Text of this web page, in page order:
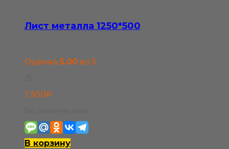
Лист металла 1250*500
Оценка 5.00 из 5
1 300₽
В корзину